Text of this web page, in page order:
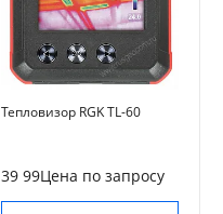
Тепловизор RGK TL-60
39 99Цена по запросу